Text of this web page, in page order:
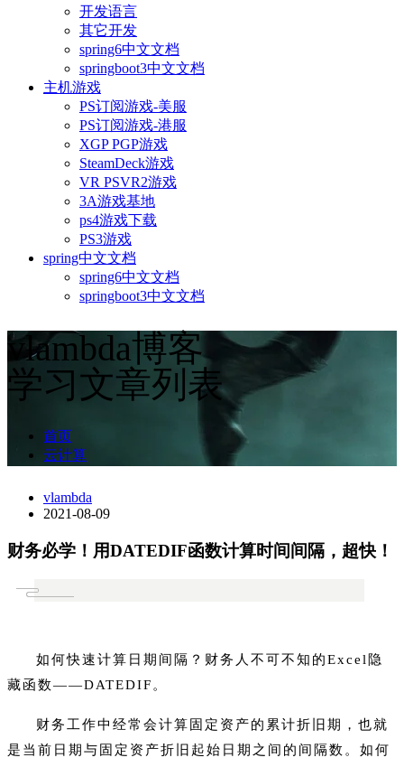
开发语言
其它开发
spring6中文文档
springboot3中文文档
主机游戏
PS订阅游戏-美服
PS订阅游戏-港服
XGP PGP游戏
SteamDeck游戏
VR PSVR2游戏
3A游戏基地
ps4游戏下载
PS3游戏
spring中文文档
spring6中文文档
springboot3中文文档
vlambda博客
学习文章列表
首页
云计算
vlambda
2021-08-09
财务必学！用DATEDIF函数计算时间间隔，超快！
如何快速计算日期间隔？财务人不可不知的Excel隐
藏函数——DATEDIF。
财务工作中经常会计算固定资产的累计折旧期，也就
是当前日期与固定资产折旧起始日期之间的间隔数。如何